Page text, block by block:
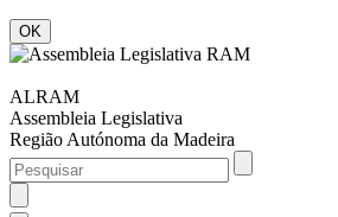
ALRAM
Assembleia Legislativa
Região Autónoma da Madeira